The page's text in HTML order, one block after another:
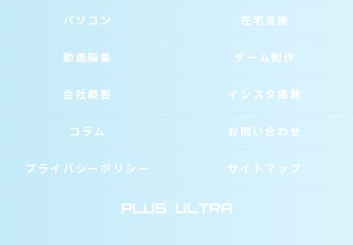
パソコン 在宅支援
動画編集 ゲーム制作
会社概要 インスタ掲載
コラム お問い合わせ
プライバシーポリシー サイトマップ